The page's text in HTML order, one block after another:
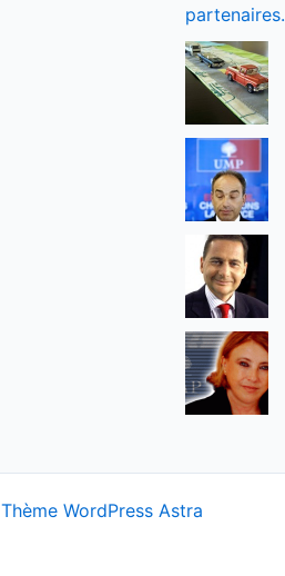
partenaires.
Thème WordPress Astra